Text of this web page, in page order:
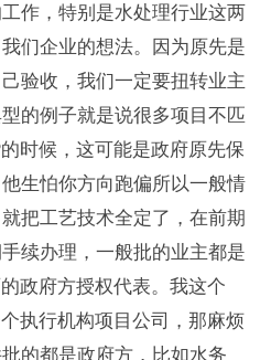
，特别是水处理行业这两
们企业的想法。因为原先是
验收，我们一定要扭转业主
的例子就是说很多项目不匹
时候，这可能是政府原先保
生怕你方向跑偏所以一般情
把工艺技术全定了，在前期
续办理，一般批的业主都是
政府方授权代表。我这个
执行机构项目公司，那麻烦
的都是政府方，比如水务